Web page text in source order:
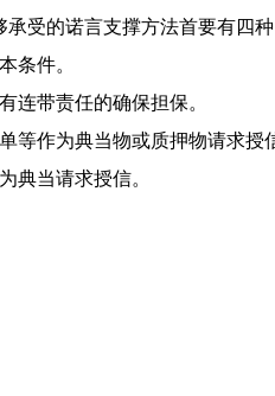
受的诺言支撑方法首要有四种
条件。
连带责任的确保担保。
等作为典当物或质押物请求授
典当请求授信。